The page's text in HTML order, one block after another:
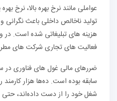
عواملی مانند نرخ بهره بالا، نرخ
تولید ناخالص داخلی باعث نگرانی
هزینه های تبلیغاتی شده است. در
فعالیت های تجاری شرکت های
ضررهای مالی غول های فناوری
سابقه بوده است. ده‌ها هزار
شغل خود را از دست داده‌اند، حتی